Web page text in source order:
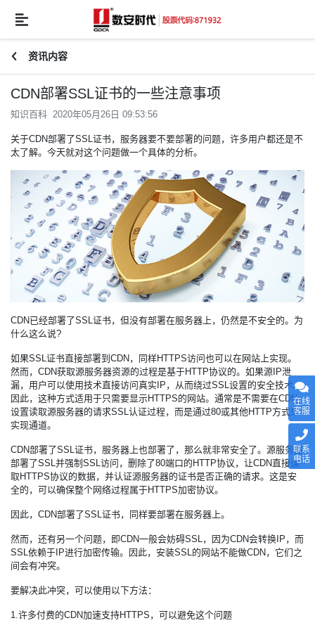
资讯内容
CDN部署SSL证书的一些注意事项
知识百科 2020年05月26日 09:53:56
关于CDN部署了SSL证书，服务器要不要部署的问题，许多用户都还是不
太了解。今天就对这个问题做一个具体的分析。
CDN已经部署了SSL证书，但没有部署在服务器上，仍然是不安全的。为
什么这么说?
如果SSL证书直接部署到CDN，同样HTTPS访问也可以在网站上实现。
然而，CDN获取源服务器资源的过程是基于HTTP协议的。如果源IP泄
漏，用户可以使用技术直接访问真实IP，从而绕过SSL设置的安全技术。
因此，这种方式适用于只需要显示HTTPS的网站。通常是不需要在CDN
设置读取源服务器的请求SSL认证过程，而是通过80或其他HTTP方式来
实现通道。
CDN部署了SSL证书，服务器上也部署了，那么就非常安全了。源服务器
部署了SSL并强制SSL访问，删除了80端口的HTTP协议，让CDN直接读
取HTTPS协议的数据，并认证源服务器的证书是否正确的请求。这是安
全的，可以确保整个网络过程属于HTTPS加密协议。
因此，CDN部署了SSL证书，同样要部署在服务器上。
然而，还有另一个问题，即CDN一般会妨碍SSL，因为CDN会转换IP，而
SSL依赖于IP进行加密传输。因此，安装SSL的网站不能做CDN，它们之
间会有冲突。
要解决此冲突，可以使用以下方法：
1.许多付费的CDN加速支持HTTPS，可以避免这个问题
在线
客服
联系
电话